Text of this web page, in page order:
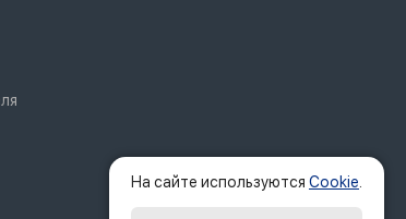
На сайте используются Cookie